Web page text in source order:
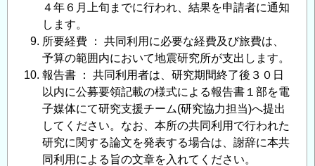
４年６月上旬までに行われ、結果を申請者に通知
します。
所要経費 ： 共同利用に必要な経費及び旅費は、
予算の範囲内において地震研究所が支出します。
報告書 ： 共同利用者は、研究期間終了後３０日
以内に公募要領記載の様式による報告書１部を電
子媒体にて研究支援チーム(研究協力担当)へ提出
してください。なお、本所の共同利用で行われた
研究に関する論文を発表する場合は、謝辞に本共
同利用による旨の文章を入れてください。